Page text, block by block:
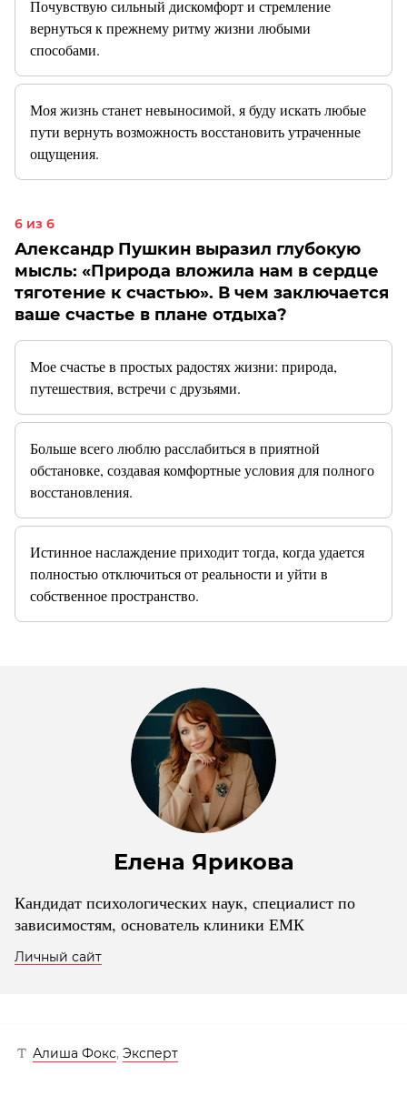
Почувствую сильный дискомфорт и стремление
вернуться к прежнему ритму жизни любыми
способами.
Моя жизнь станет невыносимой, я буду искать любые
пути вернуть возможность восстановить утраченные
ощущения.
6 из 6
Александр Пушкин выразил глубокую
мысль: «Природа вложила нам в сердце
тяготение к счастью». В чем заключается
ваше счастье в плане отдыха?
Мое счастье в простых радостях жизни: природа,
путешествия, встречи с друзьями.
Больше всего люблю расслабиться в приятной
обстановке, создавая комфортные условия для полного
восстановления.
Истинное наслаждение приходит тогда, когда удается
полностью отключиться от реальности и уйти в
собственное пространство.
Елена Ярикова
Кандидат психологических наук, специалист по
зависимостям, основатель клиники ЕМК
Личный сайт
Алиша Фокс, Эксперт